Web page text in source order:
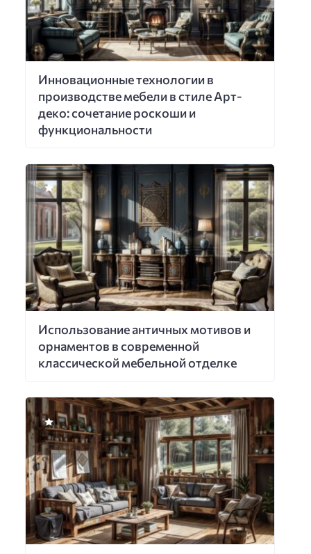
Инновационные технологии в
производстве мебели в стиле Арт-
деко: сочетание роскоши и
функциональности
Использование античных мотивов и
орнаментов в современной
классической мебельной отделке